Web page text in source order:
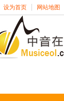
设为首页 网站地图